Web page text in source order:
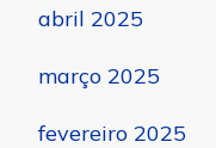
abril 2025
março 2025
fevereiro 2025